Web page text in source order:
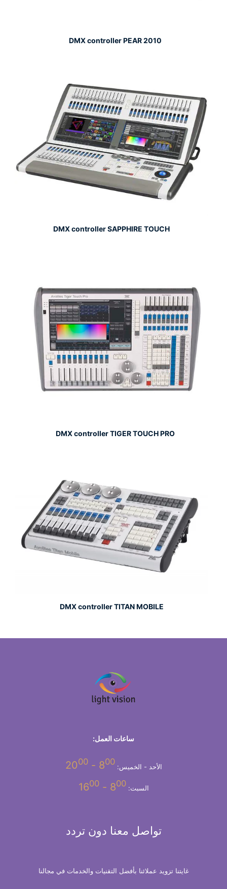
DMX controller PEAR 2010
DMX controller SAPPHIRE TOUCH
DMX controller TIGER TOUCH PRO
DMX controller TITAN MOBILE
ساعات العمل:
الأحد - الخميس: 800
- 20
00
السبت: 800
- 16
00
تواصل معنا دون تردد
غايتنا تزويد عملائنا بأفضل التقنيات والخدمات في مجالنا